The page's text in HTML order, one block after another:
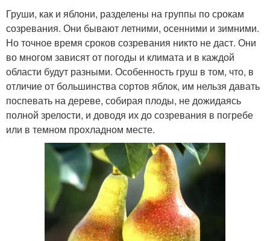
Груши, как и яблони, разделены на группы по срокам
созревания. Они бывают летними, осенними и зимними.
Но точное время сроков созревания никто не даст. Они
во многом зависят от погоды и климата и в каждой
области будут разными. Особенность груш в том, что, в
отличие от большинства сортов яблок, им нельзя давать
поспевать на дереве, собирая плоды, не дожидаясь
полной зрелости, и доводя их до созревания в погребе
или в темном прохладном месте.